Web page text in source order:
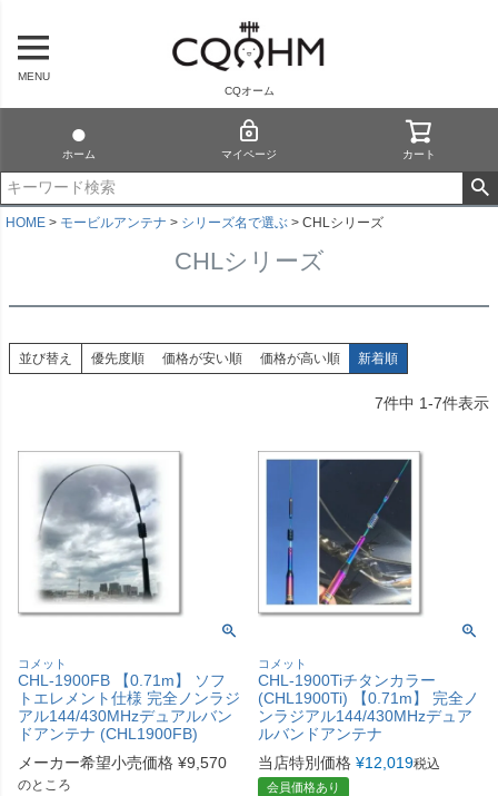
MENU
CQオーム
ホーム マイページ カート
HOME モービルアンテナ シリーズ名で選ぶ CHLシリーズ
CHLシリーズ
並び替え 優先度順 価格が安い順 価格が高い順 新着順
7件中 1-7件表示
コメット
CHL-1900FB 【0.71m】 ソフ
トエレメント仕様 完全ノンラジ
アル144/430MHzデュアルバン
ドアンテナ (CHL1900FB)
メーカー希望小売価格 ¥9,570
のところ
コメット
CHL-1900Tiチタンカラー
(CHL1900Ti) 【0.71m】 完全ノ
ンラジアル144/430MHzデュア
ルバンドアンテナ
当店特別価格 ¥12,019税込
会員価格あり